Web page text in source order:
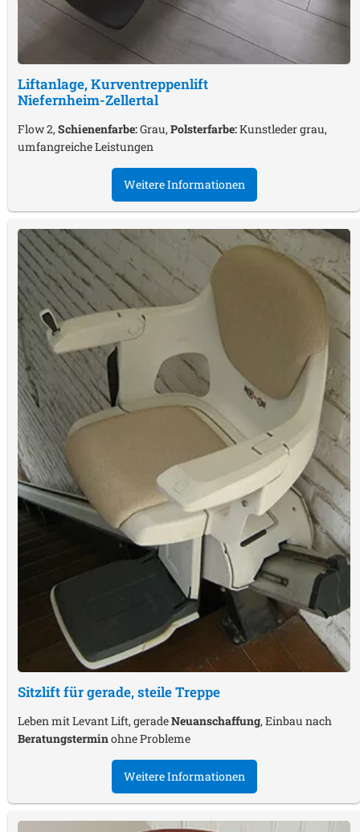
Liftanlage, Kurventreppenlift
Niefernheim-Zellertal
Flow 2,Schienenfarbe:Grau,Polsterfarbe:Kunstleder grau,
umfangreiche Leistungen
Weitere Informationen
Sitzlift für gerade, steile Treppe
Leben mit Levant Lift, geradeNeuanschaffung, Einbau nach
Beratungsterminohne Probleme
Weitere Informationen